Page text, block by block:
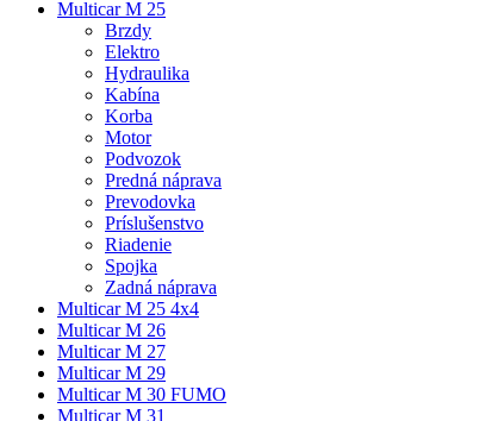
Multicar M 25
Brzdy
Elektro
Hydraulika
Kabína
Korba
Motor
Podvozok
Predná náprava
Prevodovka
Príslušenstvo
Riadenie
Spojka
Zadná náprava
Multicar M 25 4x4
Multicar M 26
Multicar M 27
Multicar M 29
Multicar M 30 FUMO
Multicar M 31